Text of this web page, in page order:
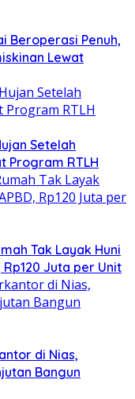
Beroperasi Penuh,
Lewat
Setelah
Program RTLH
Tak Layak Huni
Rp120 Juta per Unit
di Nias,
Bangun